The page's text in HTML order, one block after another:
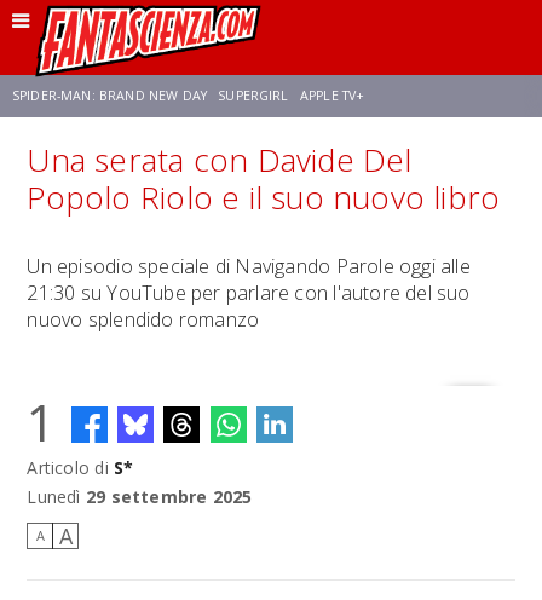
SPIDER-MAN: BRAND NEW DAY SUPERGIRL APPLE TV+
FRANCO RICCIARDIELLO ZENDAYA STAR TREK AVENGERS: DOOMSDAY
Una serata con Davide Del
Popolo Riolo e il suo nuovo libro
Un episodio speciale di Navigando Parole oggi alle
21:30 su YouTube per parlare con l'autore del suo
nuovo splendido romanzo
1
Articolo di S*
Lunedì 29 settembre 2025
A A